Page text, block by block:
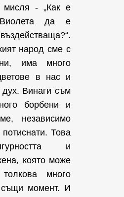
мисля - „Как е
да е
народ сме с
има много
в нас и
Винаги съм
борбени и
независимо
Това
и
която може
много
момент. И